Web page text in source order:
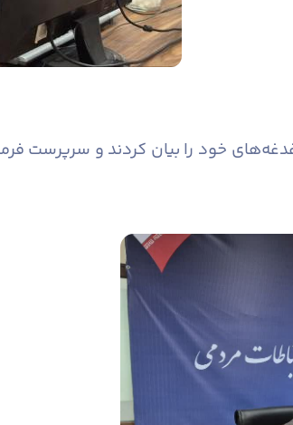
خود را بیان کردند و سرپرست